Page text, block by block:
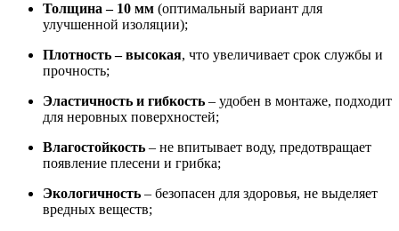
Толщина – 10 мм (оптимальный вариант для
улучшенной изоляции);
Плотность – высокая, что увеличивает срок службы и
прочность;
Эластичность и гибкость – удобен в монтаже, подходит
для неровных поверхностей;
Влагостойкость – не впитывает воду, предотвращает
появление плесени и грибка;
Экологичность – безопасен для здоровья, не выделяет
вредных веществ;